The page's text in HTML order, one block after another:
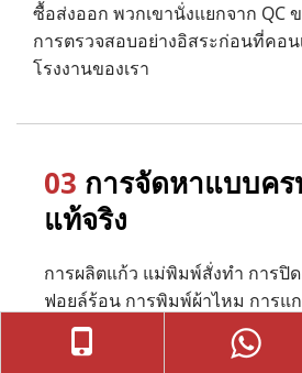
ซื้อส่งออก พวกเขานั่งแยกจาก QC
การตรวจสอบอย่างอิสระก่อนที่คอน
โรงงานของเรา
03 การจัดหาแบบคร
แท้จริง
การผลิตแก้ว แม่พิมพ์สั่งทำ การปิด
ฟอยล์ร้อน การพิมพ์ผ้าไหม การแ
— ทั้งหมดนี้ได้รับการจัดการภายใ
ซ่อนอยู่ ไม่มีความประหลาดใจด้